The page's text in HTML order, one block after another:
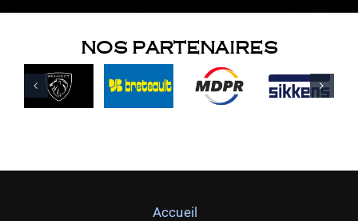
NOS PARTENAIRES
Accueil